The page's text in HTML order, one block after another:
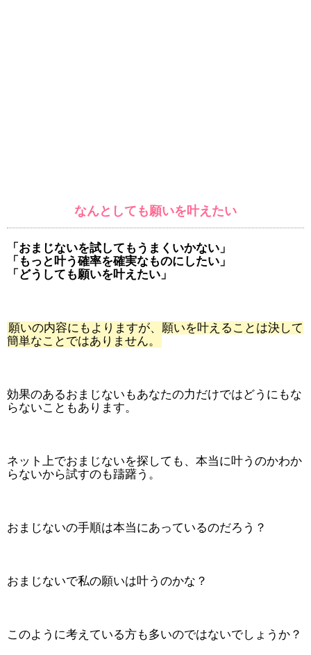
なんとしても願いを叶えたい
「おまじないを試してもうまくいかない」
「もっと叶う確率を確実なものにしたい」
「どうしても願いを叶えたい」
願いの内容にもよりますが、願いを叶えることは決して
簡単なことではありません。
効果のあるおまじないもあなたの力だけではどうにもな
らないこともあります。
ネット上でおまじないを探しても、本当に叶うのかわか
らないから試すのも躊躇う。
おまじないの手順は本当にあっているのだろう？
おまじないで私の願いは叶うのかな？
このように考えている方も多いのではないでしょうか？